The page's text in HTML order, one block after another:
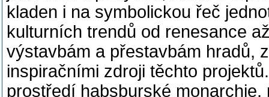
kladen i na symbolickou řeč
kulturních trendů od renesance
výstavbám a přestavbám hradů,
inspiračními zdroji těchto
prostředí habsburské